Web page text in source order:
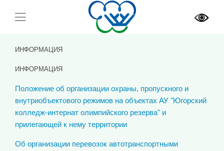
ИНФОРМАЦИЯ
ИНФОРМАЦИЯ
Положение об организации охраны, пропускного и
внутриобъектового режимов на объектах АУ "Югорский
колледж-интернат олимпийского резерва" и
прилегающей к нему территории
Об организации перевозок автотранспортными